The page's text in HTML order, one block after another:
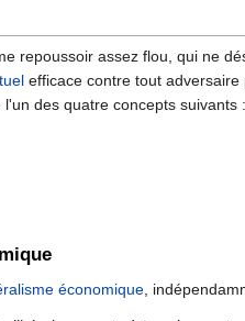
repoussoir assez flou, qui ne
efficace contre tout
des quatre concepts suivants :
économique ,